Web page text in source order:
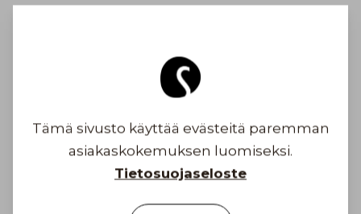
Ilmainen toimitus yli 100 € tilauksiin
Toimituskulu alkaen 6,90 €
Inspiroidu
Tämä sivusto käyttää evästeitä paremman
asiakaskokemuksen luomiseksi.
Tietosuojaseloste